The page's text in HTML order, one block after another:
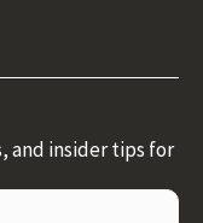
and insider tips for